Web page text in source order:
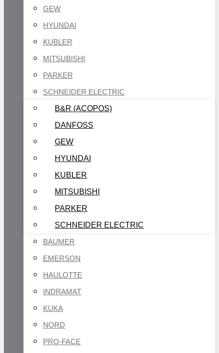
GEW
HYUNDAI
KUBLER
MITSUBISHI
PARKER
SCHNEIDER ELECTRIC
B&R (ACOPOS)
DANFOSS
GEW
HYUNDAI
KUBLER
MITSUBISHI
PARKER
SCHNEIDER ELECTRIC
BAUMER
EMERSON
HAULOTTE
INDRAMAT
KUKA
NORD
PRO-FACE